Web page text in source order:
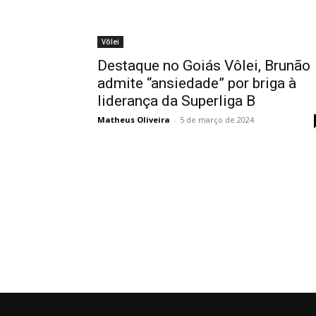
Vôlei
Destaque no Goiás Vôlei, Brunão
admite “ansiedade” por briga à
liderança da Superliga B
Matheus Oliveira - 5 de março de 2024